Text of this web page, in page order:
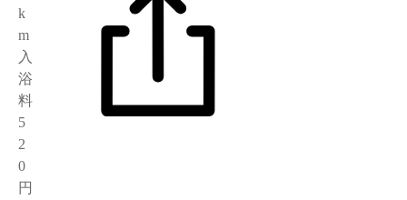
k
m
入
浴
料
5
2
0
円